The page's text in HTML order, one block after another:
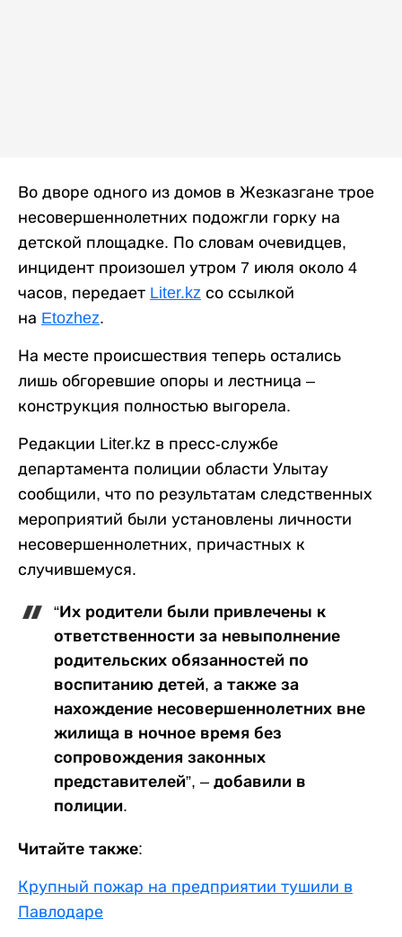
Во дворе одного из домов в Жезказгане трое
несовершеннолетних подожгли горку на
детской площадке. По словам очевидцев,
инцидент произошел утром 7 июля около 4
часов, передает Liter.kz со ссылкой
на Etozhez.
На месте происшествия теперь остались
лишь обгоревшие опоры и лестница –
конструкция полностью выгорела.
Редакции Liter.kz в пресс-службе
департамента полиции области Улытау
сообщили, что по результатам следственных
мероприятий были установлены личности
несовершеннолетних, причастных к
случившемуся.
“Их родители были привлечены к
ответственности за невыполнение
родительских обязанностей по
воспитанию детей, а также за
нахождение несовершеннолетних вне
жилища в ночное время без
сопровождения законных
представителей”, – добавили в
полиции.
Читайте также:
Крупный пожар на предприятии тушили в
Павлодаре